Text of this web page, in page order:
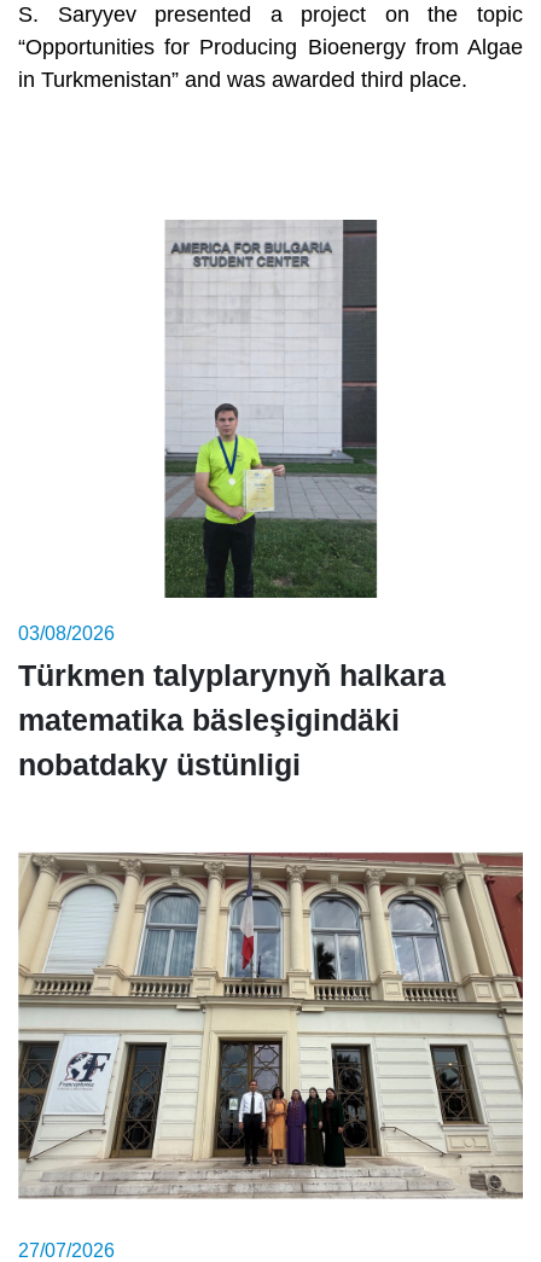
S. Saryyev presented a project on the topic
“Opportunities for Producing Bioenergy from Algae
in Turkmenistan” and was awarded third place.
03/08/2026
Türkmen talyplarynyň halkara
matematika bäsleşigindäki
nobatdaky üstünligi
27/07/2026